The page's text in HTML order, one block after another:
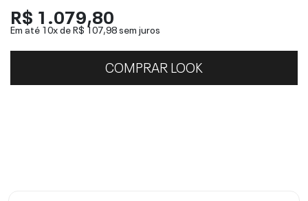
R$ 1.079,80
Em até 10x deR$ 107,98sem juros
COMPRAR LOOK